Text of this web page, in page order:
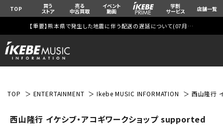
TOP 買う
ストア
売る
中古買取
イベント
動画
学割
サービス 店舗一覧
【重要】熊本県で発生した地震に伴う配送の遅延について(07月29日
TOP ENTERTAINMENT Ikebe MUSIC INFORMATION 西山隆行
西山隆行 イケシブ・アコギワークショップ supported